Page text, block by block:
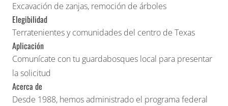
Excavación de zanjas, remoción de árboles
Elegibilidad
Terratenientes y comunidades del centro de Texas
Aplicación
Comunícate con tu guardabosques local para presentar
la solicitud
Acerca de
Desde 1988, hemos administrado el programa federal